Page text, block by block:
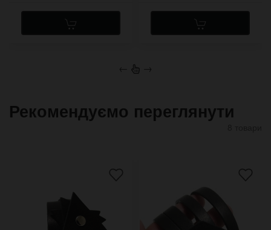
← →
Рекомендуємо переглянути